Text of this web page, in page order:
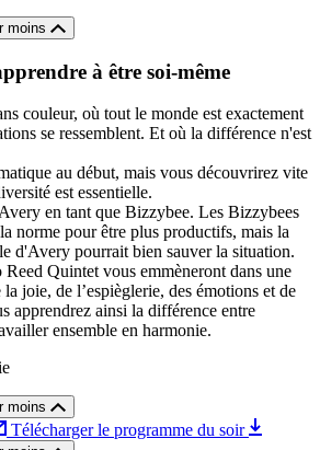
moins
à être soi-même
couleur, où tout le monde est exactement
se ressemblent. Et où la différence n'est
au début, mais vous découvrirez vite
est essentielle.
en tant que Bizzybee. Les Bizzybees
norme pour être plus productifs, mais la
d'Avery pourrait bien sauver la situation.
Quintet vous emmèneront dans une
joie, de l’espièglerie, des émotions et de
apprendrez ainsi la différence entre
ensemble en harmonie.
moins
Télécharger le programme du soir